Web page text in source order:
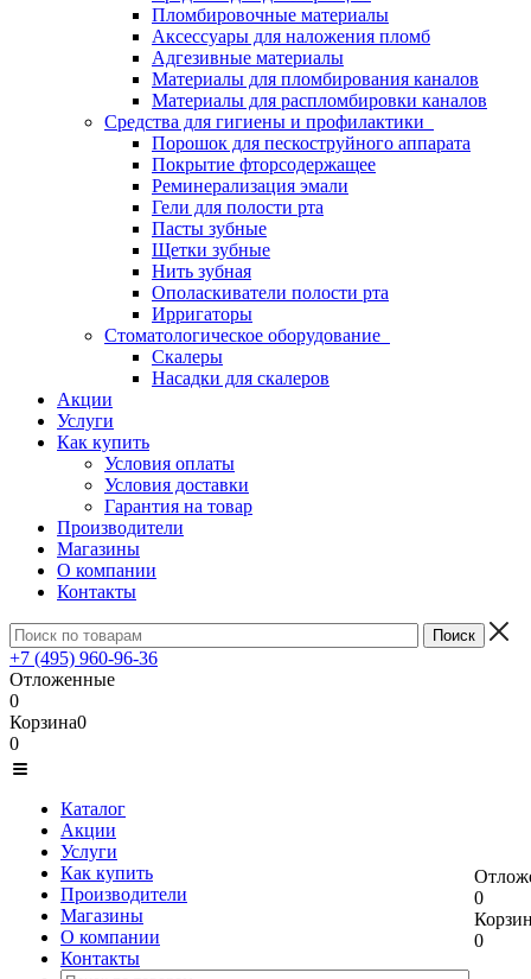
Пломбировочные материалы
Аксессуары для наложения пломб
Адгезивные материалы
Материалы для пломбирования каналов
Материалы для распломбировки каналов
Средства для гигиены и профилактики
Порошок для пескоструйного аппарата
Покрытие фторсодержащее
Реминерализация эмали
Гели для полости рта
Пасты зубные
Щетки зубные
Нить зубная
Ополаскиватели полости рта
Ирригаторы
Стоматологическое оборудование
Скалеры
Насадки для скалеров
Акции
Услуги
Как купить
Условия оплаты
Условия доставки
Гарантия на товар
Производители
Магазины
О компании
Контакты
+7 (495) 960-96-36
Отложенные
0
Корзина0
0
Каталог
Акции
Услуги
Как купить
Производители
Магазины
О компании
Контакты
0
0